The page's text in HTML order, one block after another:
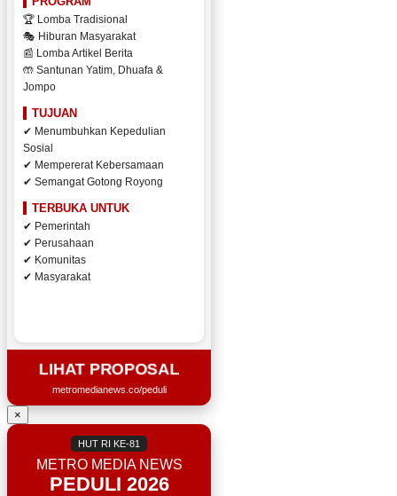
🏆 Lomba Tradisional
🎭 Hiburan Masyarakat
📰 Lomba Artikel Berita
🤲 Santunan Yatim, Dhuafa &
Jompo
TUJUAN
✔ Menumbuhkan Kepedulian
Sosial
✔ Mempererat Kebersamaan
✔ Semangat Gotong Royong
TERBUKA UNTUK
✔ Pemerintah
✔ Perusahaan
✔ Komunitas
✔ Masyarakat
LIHAT PROPOSAL
metromedianews.co/peduli
×
HUT RI KE-81
METRO MEDIA NEWS
PEDULI 2026